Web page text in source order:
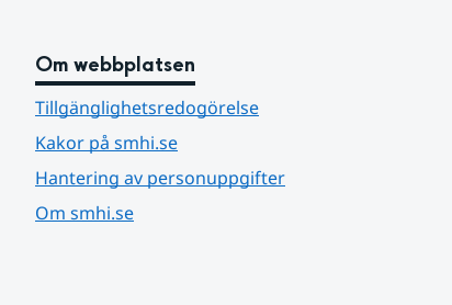
Om webbplatsen
Tillgänglighetsredogörelse
Kakor på smhi.se
Hantering av personuppgifter
Om smhi.se